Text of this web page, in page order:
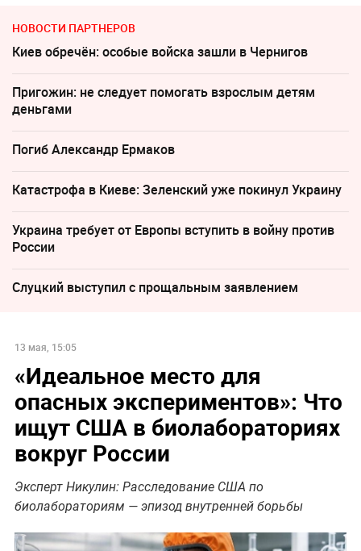
НОВОСТИ ПАРТНЕРОВ
Киев обречён: особые войска зашли в Чернигов
Пригожин: не следует помогать взрослым детям
деньгами
Погиб Александр Ермаков
Катастрофа в Киеве: Зеленский уже покинул Украину
Украина требует от Европы вступить в войну против
России
Слуцкий выступил с прощальным заявлением
13 мая, 15:05
«Идеальное место для
опасных экспериментов»: Что
ищут США в биолабораториях
вокруг России
Эксперт Никулин: Расследование США по
биолабораториям — эпизод внутренней борьбы